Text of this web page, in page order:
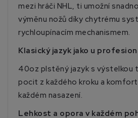
mezi hráči NHL, ti umožní
výměnu nožů díky chytrému
rychloupínacím mechanismem.
Klasický jazyk jako u
40oz plstěný jazyk s výstelkou
pocit z každého kroku a
každém nasazení.
Lehkost a opora v každém